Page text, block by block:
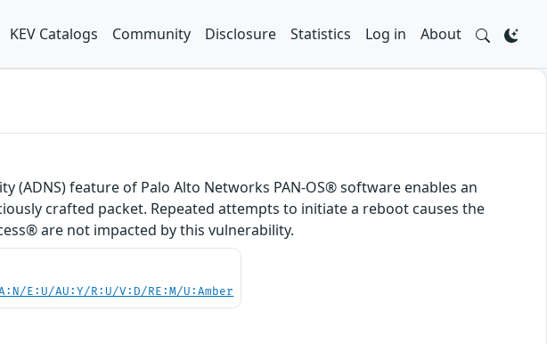
KEV Catalogs Community Disclosure Statistics Log in About
(ADNS) feature of Palo Alto Networks PAN-OS® software enables an
crafted packet. Repeated attempts to initiate a reboot causes the
are not impacted by this vulnerability.
E:U/AU:Y/R:U/V:D/RE:M/U:Amber